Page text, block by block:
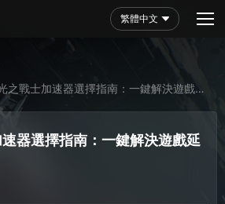
繁體中文
之戰士加速器選擇指南：一鍵解決遊戲延
器選擇指南：一鍵解決遊戲延